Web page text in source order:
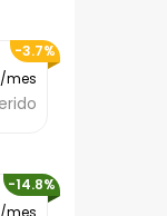
/mes
-3.7%
/mes
-14.8%